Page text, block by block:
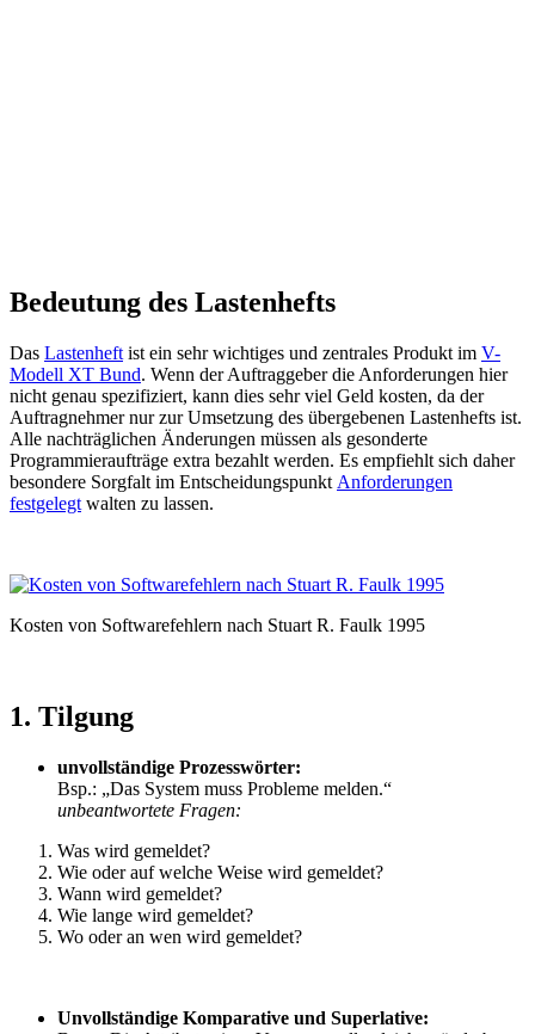
Bedeutung des Lastenhefts
Das Lastenheft ist ein sehr wichtiges und zentrales Produkt im V-
Modell XT Bund. Wenn der Auftraggeber die Anforderungen hier
nicht genau spezifiziert, kann dies sehr viel Geld kosten, da der
Auftragnehmer nur zur Umsetzung des übergebenen Lastenhefts ist.
Alle nachträglichen Änderungen müssen als gesonderte
Programmieraufträge extra bezahlt werden. Es empfiehlt sich daher
besondere Sorgfalt im Entscheidungspunkt Anforderungen
festgelegt walten zu lassen.
Kosten von Softwarefehlern nach Stuart R. Faulk 1995
1. Tilgung
unvollständige Prozesswörter:
Bsp.: „Das System muss Probleme melden.“
unbeantwortete Fragen:
Was wird gemeldet?
Wie oder auf welche Weise wird gemeldet?
Wann wird gemeldet?
Wie lange wird gemeldet?
Wo oder an wen wird gemeldet?
Unvollständige Komparative und Superlative: